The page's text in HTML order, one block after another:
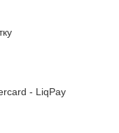
- LiqPay